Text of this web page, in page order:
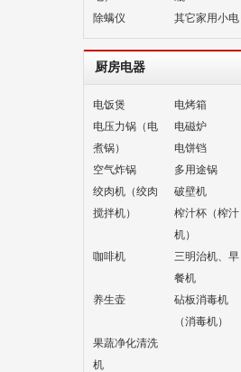
除螨仪
其它家用小电
厨房电器
电饭煲
电烤箱
电压力锅（电
煮锅）
电磁炉
电饼铛
空气炸锅
多用途锅
绞肉机（绞肉
搅拌机）
破壁机
榨汁杯（榨汁
机）
咖啡机
三明治机、早
餐机
养生壶
砧板消毒机
（消毒机）
果蔬净化清洗
机